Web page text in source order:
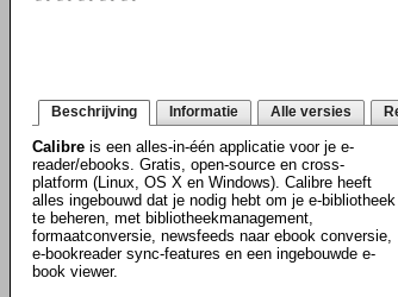
Beschrijving Informatie Alle versies
Calibre is een alles-in-één applicatie voor je e-
reader/ebooks. Gratis, open-source en cross-
platform (Linux, OS X en Windows). Calibre heeft
alles ingebouwd dat je nodig hebt om je e-bibliotheek
te beheren, met bibliotheekmanagement,
formaatconversie, newsfeeds naar ebook conversie,
e-bookreader sync-features en een ingebouwde e-
book viewer.